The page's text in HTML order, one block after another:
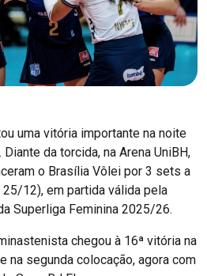
uma vitória importante na noite
da torcida, na Arena UniBH,
o Brasília Vôlei por 3 sets a
12), em partida válida pela
Superliga Feminina 2025/26.
chegou à 16ª vitória na
na segunda colocação, agora com